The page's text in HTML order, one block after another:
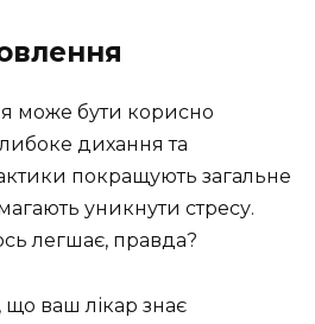
може бути корисно
дихання та
покращують загальне
уникнути стресу.
легшає, правда?
що ваш лікар знає